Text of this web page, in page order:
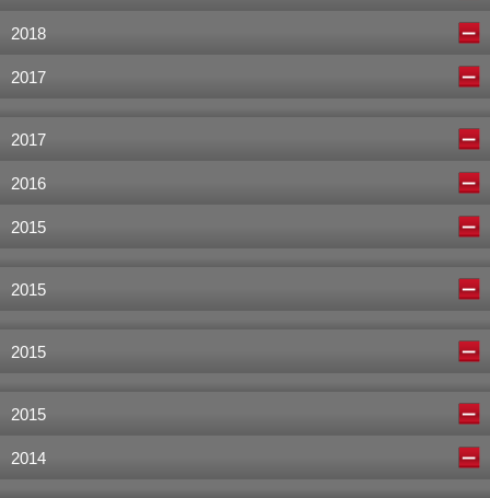
2018
2017
2017
2016
2015
2015
2015
2015
2014